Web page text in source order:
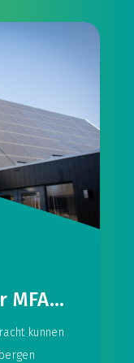
MFA
kunnen